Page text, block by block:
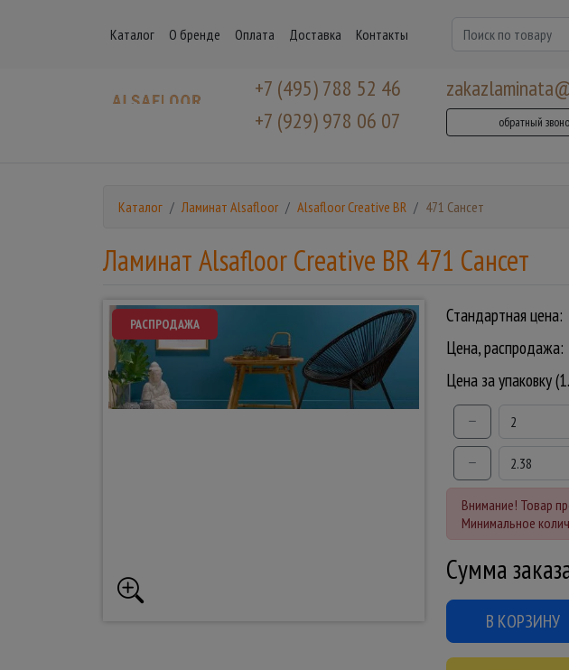
Каталог О бренде Оплата Доставка Контакты
+7 (495) 788 52 46
+7 (929) 978 06 07
обратный
Каталог Ламинат Alsafloor Alsafloor Creative BR 471 Сансет
Ламинат Alsafloor Creative BR 471 Сансет
РАСПРОДАЖА Стандартная цена:
Цена, распродажа:
Цена за упаковку
Внимание! Товар
Минимальное
Сумма
В КОРЗИНУ